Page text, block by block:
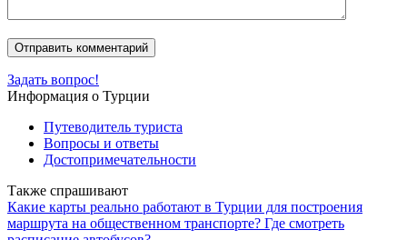
Задать вопрос!
Информация о Турции
Путеводитель туриста
Вопросы и ответы
Достопримечательности
Также спрашивают
Какие карты реально работают в Турции для построения
маршрута на общественном транспорте? Где смотреть